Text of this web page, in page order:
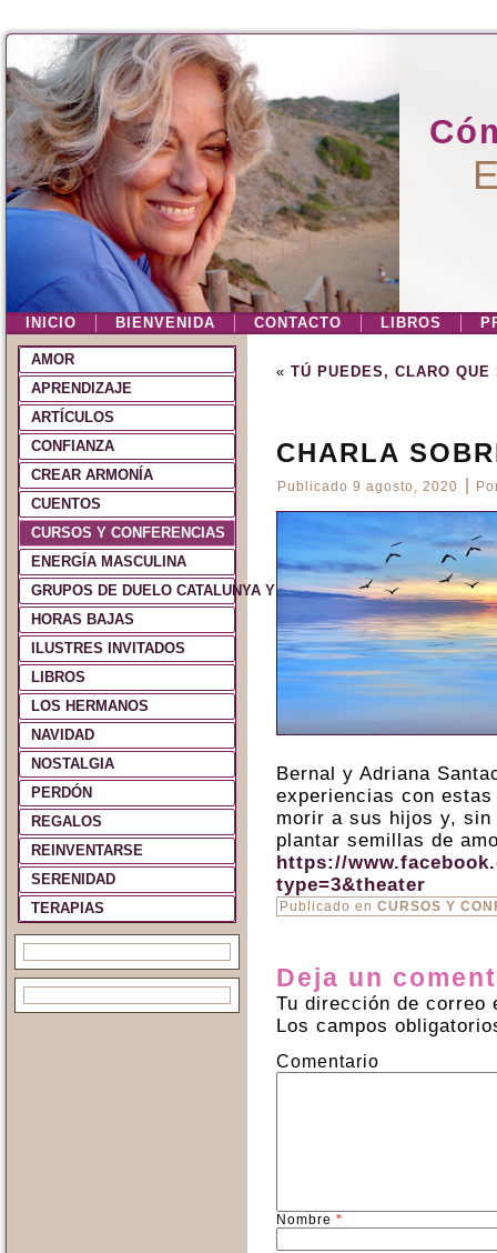
INICIO BIENVENIDA CONTACTO LIBROS
AMOR
APRENDIZAJE
ARTÍCULOS
CONFIANZA
CREAR ARMONÍA
CUENTOS
CURSOS Y CONFERENCIAS
ENERGÍA MASCULINA
GRUPOS DE DUELO CATALUNYA Y ESPAÑA
HORAS BAJAS
ILUSTRES INVITADOS
LIBROS
LOS HERMANOS
NAVIDAD
NOSTALGIA
PERDÓN
REGALOS
REINVENTARSE
SERENIDAD
TERAPIAS
« TÚ PUEDES, CLARO QUE
CHARLA
Publicado 9 agosto, 2020
Bernal y Adriana
experiencias con
morir a sus hijos y, sin
plantar semillas de
https://
type=3&theater
Publicado en CURSOS Y
Deja un
Tu dirección de correo
Los campos
Comentario
Nombre *